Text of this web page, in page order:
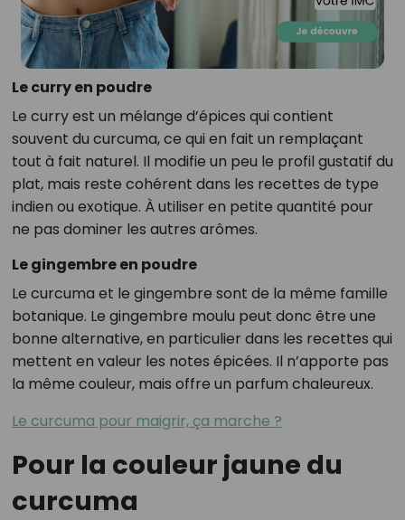
Le curry en poudre
Le curry est un mélange d’épices qui contient
souvent du curcuma, ce qui en fait un remplaçant
tout à fait naturel. Il modifie un peu le profil gustatif du
plat, mais reste cohérent dans les recettes de type
indien ou exotique. À utiliser en petite quantité pour
ne pas dominer les autres arômes.
Le gingembre en poudre
Le curcuma et le gingembre sont de la même famille
botanique. Le gingembre moulu peut donc être une
bonne alternative, en particulier dans les recettes qui
mettent en valeur les notes épicées. Il n’apporte pas
la même couleur, mais offre un parfum chaleureux.
Le curcuma pour maigrir, ça marche ?
Pour la couleur jaune du
curcuma